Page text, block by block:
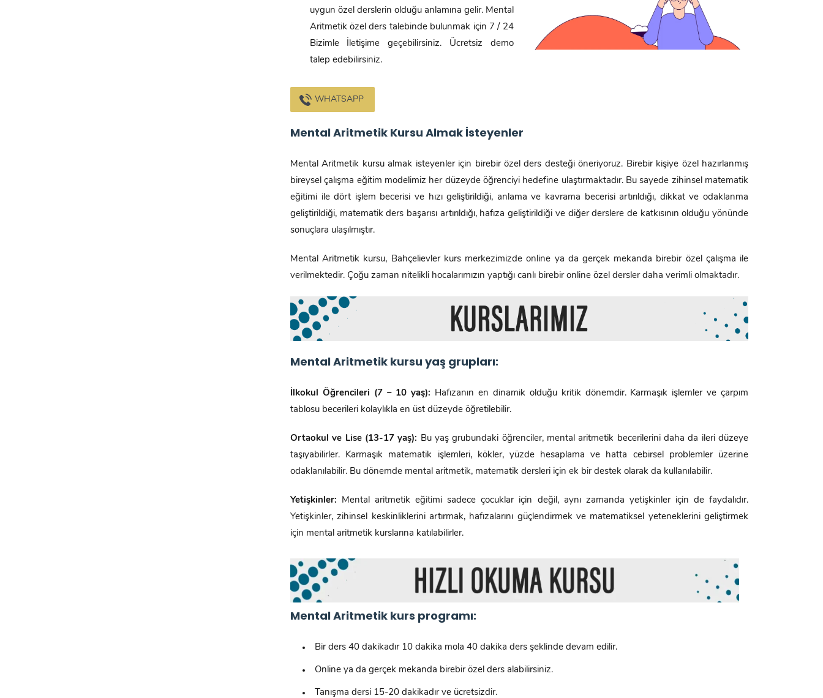
uygun özel derslerin olduğu anlamına gelir. Mental
Aritmetik özel ders talebinde bulunmak için 7 / 24
Bizimle İletişime geçebilirsiniz. Ücretsiz demo
talep edebilirsiniz.
WHATSAPP
Mental Aritmetik Kursu Almak İsteyenler
Mental Aritmetik kursu almak isteyenler için birebir özel ders desteği öneriyoruz. Birebir kişiye özel hazırlanmış
bireysel çalışma eğitim modelimiz her düzeyde öğrenciyi hedefine ulaştırmaktadır. Bu sayede zihinsel matematik
eğitimi ile dört işlem becerisi ve hızı geliştirildiği, anlama ve kavrama becerisi artırıldığı, dikkat ve odaklanma
geliştirildiği, matematik ders başarısı artırıldığı, hafıza geliştirildiği ve diğer derslere de katkısının olduğu yönünde
sonuçlara ulaşılmıştır.
Mental Aritmetik kursu, Bahçelievler kurs merkezimizde online ya da gerçek mekanda birebir özel çalışma ile
verilmektedir. Çoğu zaman nitelikli hocalarımızın yaptığı canlı birebir online özel dersler daha verimli olmaktadır.
Mental Aritmetik kursu yaş grupları:
İlkokul Öğrencileri (7 – 10 yaş): Hafızanın en dinamik olduğu kritik dönemdir. Karmaşık işlemler ve çarpım
tablosu becerileri kolaylıkla en üst düzeyde öğretilebilir.
Ortaokul ve Lise (13-17 yaş): Bu yaş grubundaki öğrenciler, mental aritmetik becerilerini daha da ileri düzeye
taşıyabilirler. Karmaşık matematik işlemleri, kökler, yüzde hesaplama ve hatta cebirsel problemler üzerine
odaklanılabilir. Bu dönemde mental aritmetik, matematik dersleri için ek bir destek olarak da kullanılabilir.
Yetişkinler: Mental aritmetik eğitimi sadece çocuklar için değil, aynı zamanda yetişkinler için de faydalıdır.
Yetişkinler, zihinsel keskinliklerini artırmak, hafızalarını güçlendirmek ve matematiksel yeteneklerini geliştirmek
için mental aritmetik kurslarına katılabilirler.
Mental Aritmetik kurs programı:
Bir ders 40 dakikadır 10 dakika mola 40 dakika ders şeklinde devam edilir.
Online ya da gerçek mekanda birebir özel ders alabilirsiniz.
Tanışma dersi 15-20 dakikadır ve ücretsizdir.